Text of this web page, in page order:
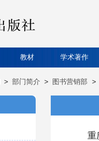
教材 学术著作
> 部门简介 > 图书营销部 >
重